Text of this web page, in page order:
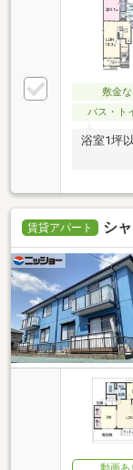
敷金な
バス・ト
浴室1坪
賃貸アパート シ